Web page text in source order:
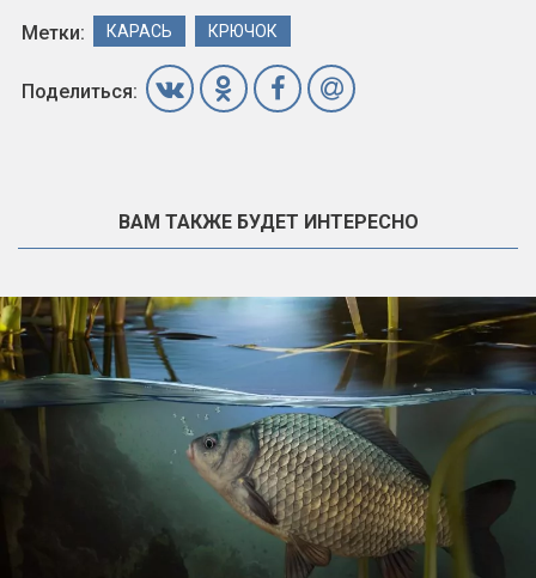
Метки: КАРАСЬ КРЮЧОК
Поделиться:
ВАМ ТАКЖЕ БУДЕТ ИНТЕРЕСНО